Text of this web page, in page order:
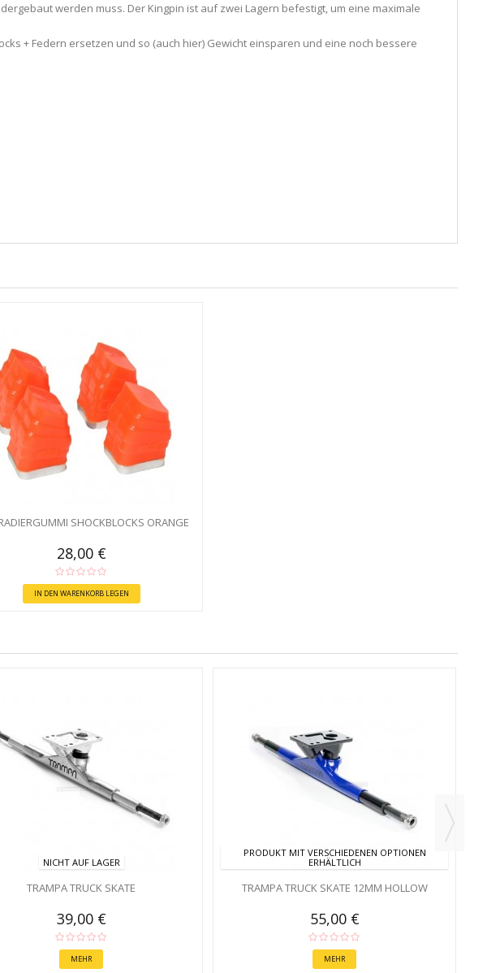
werden muss. Der Kingpin ist auf zwei Lagern befestigt, um eine maximale
+ Federn ersetzen und so (auch hier) Gewicht einsparen und eine noch bessere
SHOCKBLOCKS ORANGE
28,00 €
IN DEN WARENKORB LEGEN
NICHT AUF LAGER
TRAMPA TRUCK SKATE
39,00 €
MEHR
PRODUKT MIT VERSCHIEDENEN OPTIONEN
ERHÄLTLICH
TRAMPA TRUCK SKATE 12MM HOLLOW
55,00 €
MEHR